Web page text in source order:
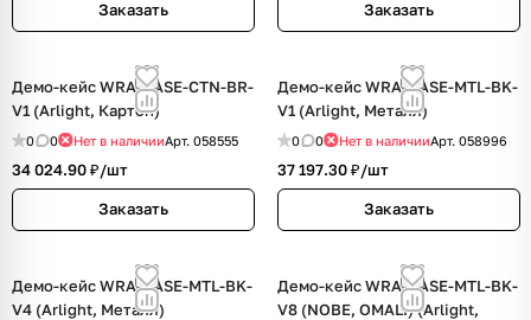
Заказать Заказать
Демо-кейс WRA-CASE-CTN-BR-
V1 (Arlight, Картон)
0 0 Нет в наличииАрт. 058555
34 024.90 ₽/шт
Заказать
Демо-кейс WRA-CASE-MTL-BK-
V1 (Arlight, Металл)
0 0 Нет в наличииАрт. 058996
37 197.30 ₽/шт
Заказать
Демо-кейс WRA-CASE-MTL-BK-
V4 (Arlight, Металл)
Демо-кейс WRA-CASE-MTL-BK-
V8 (NOBE, OMALI) (Arlight,